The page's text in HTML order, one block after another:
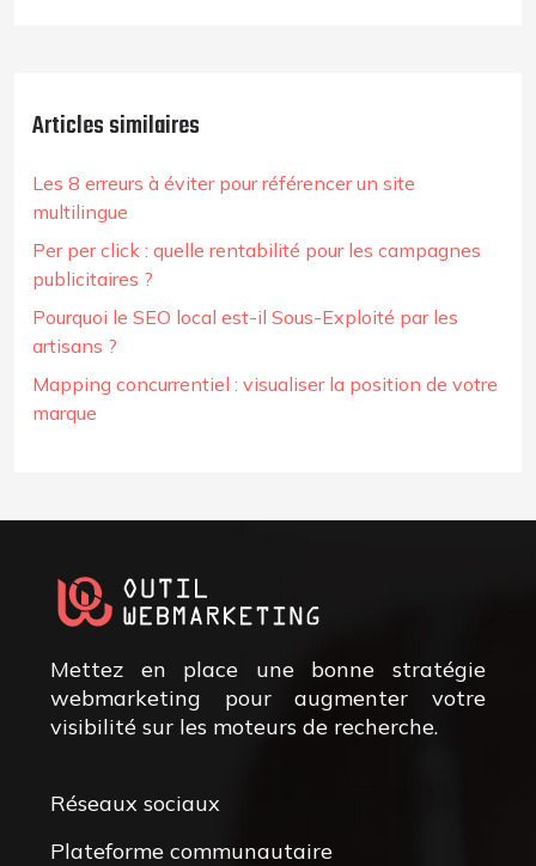
Articles similaires
Les 8 erreurs à éviter pour référencer un site
multilingue
Per per click : quelle rentabilité pour les campagnes
publicitaires ?
Pourquoi le SEO local est-il Sous-Exploité par les
artisans ?
Mapping concurrentiel : visualiser la position de votre
marque
Mettez en place une bonne stratégie
webmarketing pour augmenter votre
visibilité sur les moteurs de recherche.
Réseaux sociaux
Plateforme communautaire